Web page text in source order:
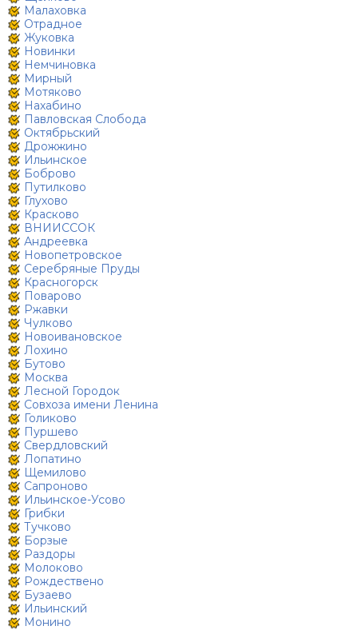
Малаховка
Отрадное
Жуковка
Новинки
Немчиновка
Мирный
Мотяково
Нахабино
Павловская Слобода
Октябрьский
Дрожжино
Ильинское
Боброво
Путилково
Глухово
Красково
ВНИИССОК
Андреевка
Новопетровское
Серебряные Пруды
Красногорск
Поварово
Ржавки
Чулково
Новоивановское
Лохино
Бутово
Москва
Лесной Городок
Совхоза имени Ленина
Голиково
Пуршево
Свердловский
Лопатино
Щемилово
Сапроново
Ильинское-Усово
Грибки
Тучково
Борзые
Раздоры
Молоково
Рождествено
Бузаево
Ильинский
Монино